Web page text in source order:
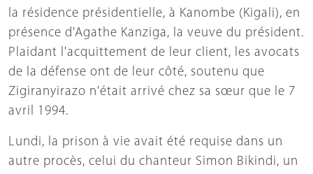
la résidence présidentielle, à Kanombe (Kigali), en
présence d'Agathe Kanziga, la veuve du président.
Plaidant l'acquittement de leur client, les avocats
de la défense ont de leur côté, soutenu que
Zigiranyirazo n'était arrivé chez sa sœur que le 7
avril 1994.
Lundi, la prison à vie avait été requise dans un
autre procès, celui du chanteur Simon Bikindi, un